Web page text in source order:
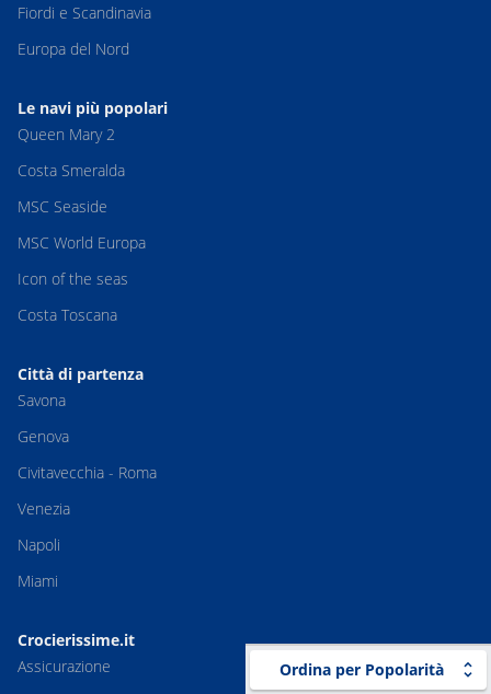
Ordina per Popolarità
Fiordi e Scandinavia
Europa del Nord
Le navi più popolari
Queen Mary 2
Costa Smeralda
MSC Seaside
MSC World Europa
Icon of the seas
Costa Toscana
Città di partenza
Savona
Genova
Civitavecchia - Roma
Venezia
Napoli
Miami
Crocierissime.it
Assicurazione